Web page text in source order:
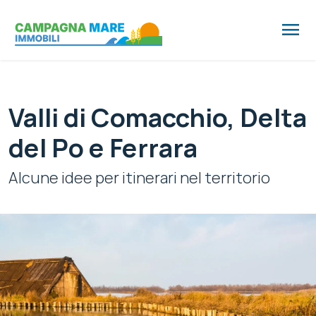
menu
Valli di Comacchio, Delta
del Po e Ferrara
Alcune idee per itinerari nel territorio